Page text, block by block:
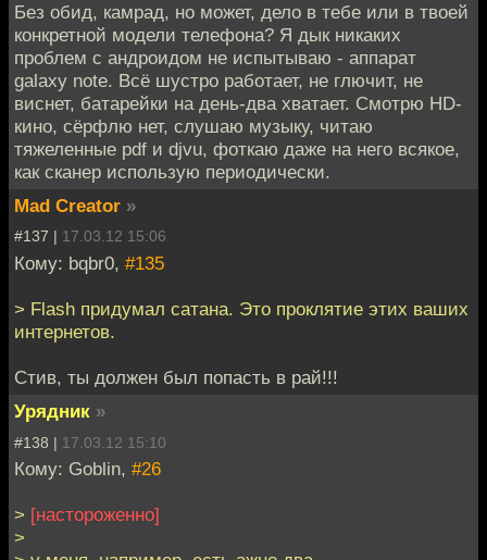
Без обид, камрад, но может, дело в тебе или в твоей
конкретной модели телефона? Я дык никаких
проблем с андроидом не испытываю - аппарат
galaxy note. Всё шустро работает, не глючит, не
виснет, батарейки на день-два хватает. Смотрю HD-
кино, сёрфлю нет, слушаю музыку, читаю
тяжеленные pdf и djvu, фоткаю даже на него всякое,
как сканер использую периодически.
Mad Creator »
#137 | 17.03.12 15:06
Кому: bqbr0, #135
> Flash придумал сатана. Это проклятие этих ваших
интернетов.
Стив, ты должен был попасть в рай!!!
Урядник »
#138 | 17.03.12 15:10
Кому: Goblin, #26
> [настороженно]
>